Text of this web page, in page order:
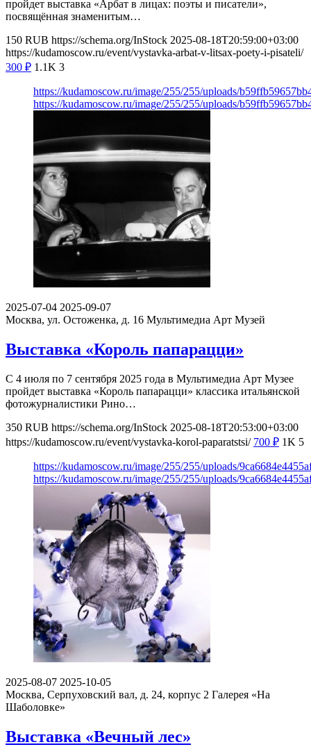
пройдет выставка «Арбат в лицах: поэты и писатели»,
посвящённая знаменитым…
150 RUB https://schema.org/InStock 2025-08-18T20:59:00+03:00
https://kudamoscow.ru/event/vystavka-arbat-v-litsax-poety-i-pisateli/
300 ₽ 1.1K 3
https://kudamoscow.ru/image/255/255/uploads/
https://kudamoscow.ru/image/255/255/uploads/
2025-07-04 2025-09-07
Москва, ул. Остоженка, д. 16 Мультимедиа Арт Музей
Выставка «Король папарацци»
С 4 июля по 7 сентября 2025 года в Мультимедиа Арт Музее
пройдет выставка «Король папарацци» классика итальянской
фотожурналистики Рино…
350 RUB https://schema.org/InStock 2025-08-18T20:53:00+03:00
https://kudamoscow.ru/event/vystavka-korol-paparatstsi/ 700 ₽ 1K 5
https://kudamoscow.ru/image/255/255/uploads/
https://kudamoscow.ru/image/255/255/uploads/
2025-08-07 2025-10-05
Москва, Серпуховский вал, д. 24, корпус 2 Галерея «На
Шаболовке»
Выставка «Вечный лес»